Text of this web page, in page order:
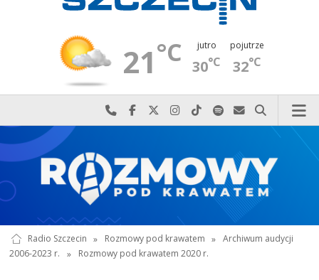
21°C jutro
30°C
pojutrze
32°C
Najlepiej po prostu do nas zadzwoń
Odwiedź nas na Facebook-u
Odwiedź nas na X
Odwiedź nas na Instagram-ie
Odwiedź nas na TikTok-u
Szukaj nas na Spotify
Wyślij do nas
Szukaj
Radio Szczecin » Rozmowy pod krawatem » Archiwum audycji
2006-2023 r.
» Rozmowy pod krawatem 2020 r.